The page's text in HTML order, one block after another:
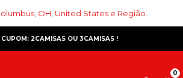
OH, United States e Região.
CUPOM: 2CAMISAS OU 3CAMISAS !
0